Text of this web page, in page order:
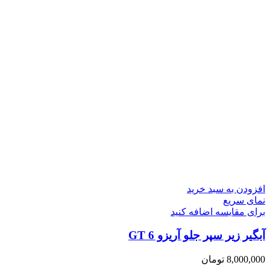
افزودن به سبد خرید
نمای سریع
برای مقایسه اضافه کنید
آبگیر زیر سپر جلو آریزو 6 GT
8,000,000 تومان